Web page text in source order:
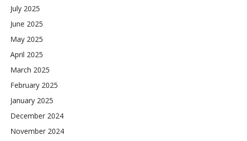
July 2025
June 2025
May 2025
April 2025
March 2025
February 2025
January 2025
December 2024
November 2024